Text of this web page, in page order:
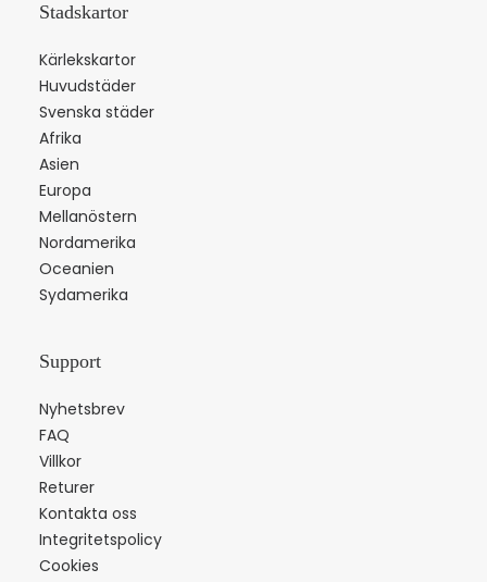
Stadskartor
Kärlekskartor
Huvudstäder
Svenska städer
Afrika
Asien
Europa
Mellanöstern
Nordamerika
Oceanien
Sydamerika
Support
Nyhetsbrev
FAQ
Villkor
Returer
Kontakta oss
Integritetspolicy
Cookies